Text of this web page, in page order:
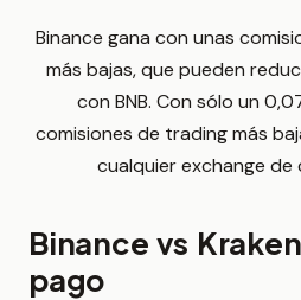
Binance gana con unas
más bajas, que pueden
con BNB. Con sólo un
comisiones de trading más
cualquier exchange
Binance vs
pago